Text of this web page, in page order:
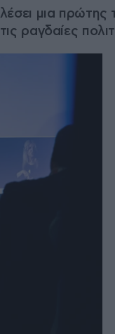
μια πρώτης
ραγδαίες